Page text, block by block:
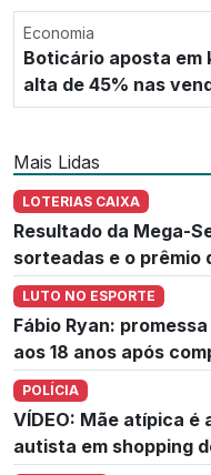
Economia
Boticário aposta em
alta de 45% nas
Mais Lidas
LOTERIAS CAIXA
Resultado da Mega-
sorteadas e o prêmio
LUTO NO ESPORTE
Fábio Ryan:
aos 18 anos após
POLÍCIA
VÍDEO: Mãe atípica
autista em shopping